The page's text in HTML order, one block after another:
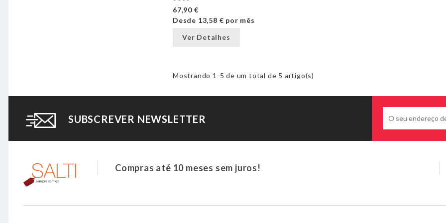
67,90 €
Desde 13,58 € por mês
Ver Detalhes
Mostrando 1-5 de um total de 5 artigo(s)
SUBSCREVER NEWSLETTER
Compras até 10 meses sem juros!